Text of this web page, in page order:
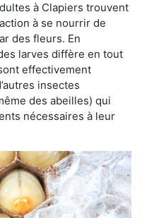
à Clapiers trouvent
à se nourrir de
des fleurs. En
larves diffère en tout
effectivement
insectes
des abeilles) qui
nécessaires à leur